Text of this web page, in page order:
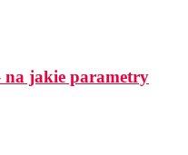
na jakie parametry